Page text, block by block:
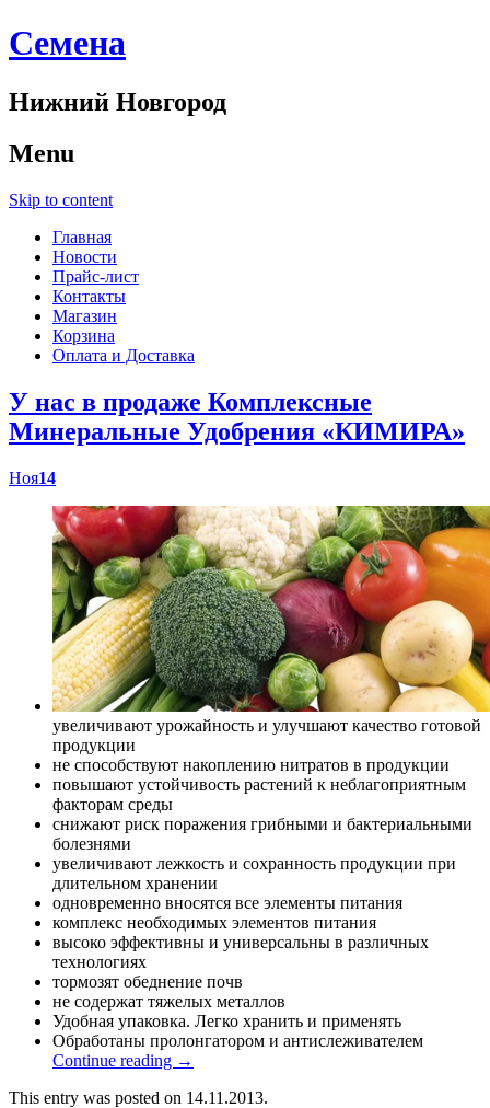
Cемена
Нижний Новгород
Menu
Skip to content
Главная
Новости
Прайс-лист
Контакты
Магазин
Корзина
Оплата и Доставка
У нас в продаже Комплексные
Минеральные Удобрения «КИМИРА»
Ноя14
увеличивают урожайность и улучшают качество готовой
продукции
не способствуют накоплению нитратов в продукции
повышают устойчивость растений к неблагоприятным
факторам среды
снижают риск поражения грибными и бактериальными
болезнями
увеличивают лежкость и сохранность продукции при
длительном хранении
одновременно вносятся все элементы питания
комплекс необходимых элементов питания
высоко эффективны и универсальны в различных
технологиях
тормозят обеднение почв
не содержат тяжелых металлов
Удобная упаковка. Легко хранить и применять
Обработаны пролонгатором и антислеживателем
Continue reading →
This entry was posted on 14.11.2013.